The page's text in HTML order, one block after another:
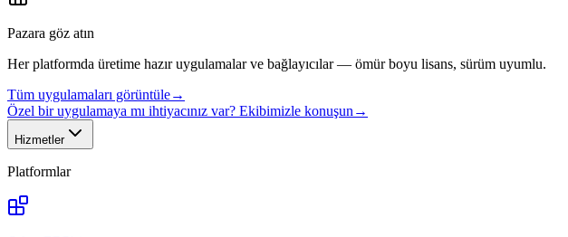
Pazara göz atın
Her platformda üretime hazır uygulamalar ve bağlayıcılar — ömür boyu lisans, sürüm uyumlu.
Tüm uygulamaları görüntüle→
Özel bir uygulamaya mı ihtiyacınız var? Ekibimizle konuşun →
Hizmetler
Platformlar